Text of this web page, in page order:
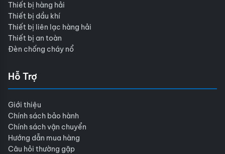
Thiết bị hàng hải
Thiết bị dầu khí
Thiết bị liên lạc hàng hải
Thiết bị an toàn
Đèn chống cháy nổ
Hỗ Trợ
Giới thiệu
Chính sách bảo hành
Chính sách vận chuyển
Hướng dẫn mua hàng
Câu hỏi thường gặp